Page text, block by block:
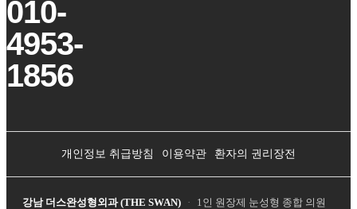
010-
4953-
1856
개인정보 취급방침 이용약관 환자의 권리장전
강남 더스완성형외과 (THE SWAN) ·
1인 원장제 눈성형 종합 의원